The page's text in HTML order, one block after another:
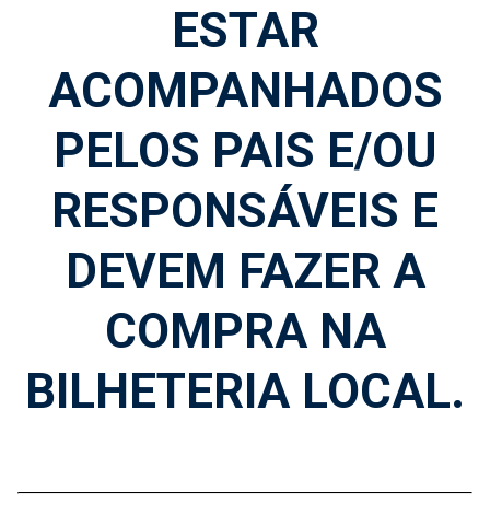
ESTAR
ACOMPANHADOS
PELOS PAIS E/OU
RESPONSÁVEIS E
DEVEM FAZER A
COMPRA NA
BILHETERIA LOCAL.